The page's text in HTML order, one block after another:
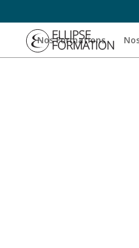
Nos Formations